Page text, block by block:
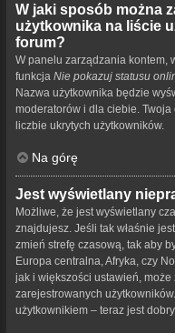
W jaki sposób można
użytkownika na liście
forum?
W panelu zarządzania kontem,
funkcja Nie pokazuj statusu
Nazwa użytkownika będzie
moderatorów i dla ciebie.
liczbie ukrytych użytkowników.
Na górę
Jest wyświetlany
Możliwe, że jest wyświetlany
znajdujesz. Jeśli tak właśnie
zmień strefę czasową, tak aby
Europa centralna, Afryka, czy
jak i większości ustawień,
zarejestrowanych
użytkownikiem – teraz jest